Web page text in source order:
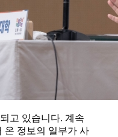
고 있습니다. 계속
온 정보의 일부가 사